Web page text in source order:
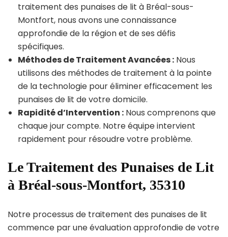
traitement des punaises de lit à Bréal-sous-
Montfort, nous avons une connaissance
approfondie de la région et de ses défis
spécifiques.
Méthodes de Traitement Avancées : Nous
utilisons des méthodes de traitement à la pointe
de la technologie pour éliminer efficacement les
punaises de lit de votre domicile.
Rapidité d’Intervention : Nous comprenons que
chaque jour compte. Notre équipe intervient
rapidement pour résoudre votre problème.
Le Traitement des Punaises de Lit
à Bréal-sous-Montfort, 35310
Notre processus de traitement des punaises de lit
commence par une évaluation approfondie de votre